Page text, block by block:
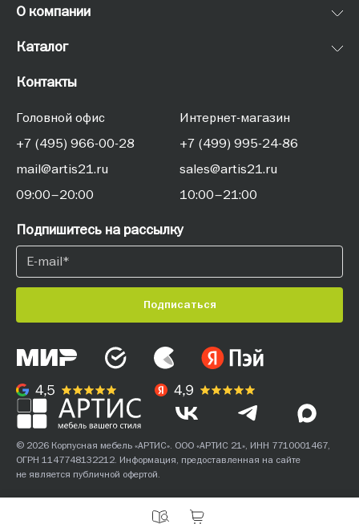
О компании
Каталог
Контакты
Головной офис
+7 (495) 966-00-28
mail@artis21.ru
09:00–20:00
Интернет-магазин
+7 (499) 995-24-86
sales@artis21.ru
10:00–21:00
Подпишитесь на рассылку
Подписаться
© 2026 Корпусная мебель «АРТИС». ООО «АРТИС 21», ИНН 7710001467,
ОГРН 1147748132212. Информация, предоставленная на сайте
не является публичной офертой.